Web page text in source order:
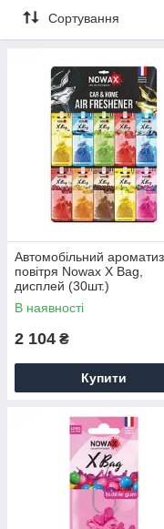
Сортування
Автомобільний
повітря Nowax X Bag,
дисплей (30шт.)
В наявності
2 104 ₴
Купити